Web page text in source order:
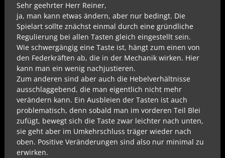
Sehr geehrter Herr Reiner,
ja, man kann etwas ändern, aber nur bedingt. Die
Spielart sollte znächst einmal durch eine gründliche
Regulierung bei allen Tasten gleich eingestellt sein.
Wie schwergängig eine Taste ist, hängt zum einen von
den Federkräften ab, die in der Mechanik wirken. Hier
kann man ein wenig nachjustieren.
Zum anderen sind aber auch die Hebelverhältnisse
ausschlaggebend, die man eigentlich nicht mehr
verändern kann. Ein Ausbleien der Tasten ist auch
problematisch, denn sobald man im vorderen Teil Blei
zufügt, bewegt sich die Taste zwar leichter nach unten,
sie geht aber im Umkehrschluss träger wieder nach
oben. Positive Veränderungen sind also nur minimal zu
erwirken.